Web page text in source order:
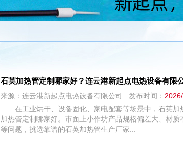
石英加热管定制哪家好？连云港新起点电热设备有限
来源：连云港新起点电热设备有限公司 发布时间：
在工业烘干、设备固化、家电配套等场景中，石英
加热管定制哪家好。市面上小作坊产品规格偏差大、材
等问题，挑选靠谱的石英加热管生产厂家...